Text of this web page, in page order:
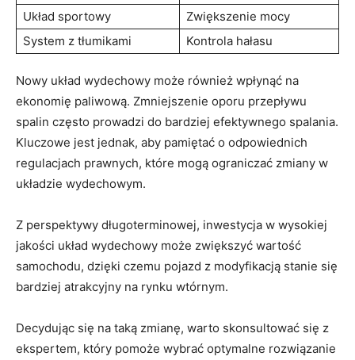
Układ sportowy
Zwiększenie mocy
System z tłumikami
Kontrola hałasu
Nowy układ wydechowy może również wpłynąć na
ekonomię paliwową. Zmniejszenie oporu przepływu
spalin często prowadzi do bardziej efektywnego spalania.
Kluczowe jest jednak, aby pamiętać o odpowiednich
regulacjach prawnych, które mogą ograniczać zmiany w
układzie wydechowym.
Z perspektywy długoterminowej, inwestycja w wysokiej
jakości układ wydechowy może zwiększyć wartość
samochodu, dzięki czemu pojazd z modyfikacją stanie się
bardziej atrakcyjny na rynku wtórnym.
Decydując się na taką zmianę, warto skonsultować się z
ekspertem, który pomoże wybrać optymalne rozwiązanie